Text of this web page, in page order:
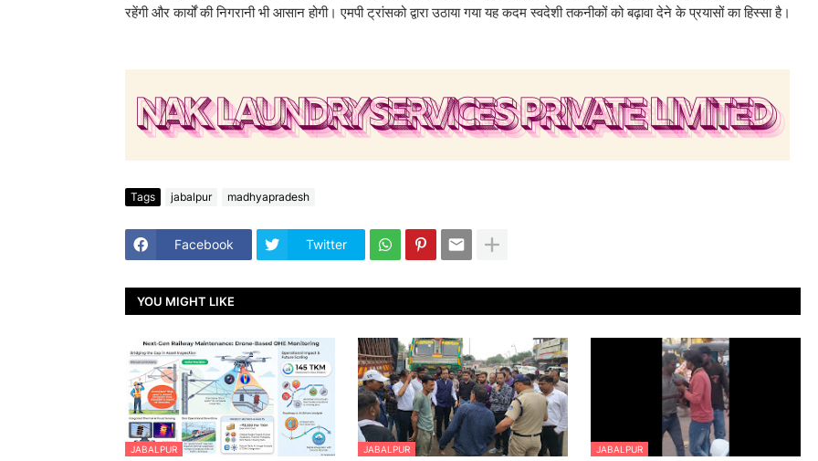
रहेंगी और कार्यों की निगरानी भी आसान होगी। एमपी ट्रांसको द्वारा उठाया गया यह कदम स्वदेशी तकनीकों को बढ़ावा देने के प्रयासों का हिस्सा है।
Tags jabalpur madhyapradesh
Facebook Twitter
YOU MIGHT LIKE
JABALPUR JABALPUR JABALPUR